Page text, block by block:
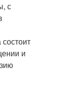
с
и